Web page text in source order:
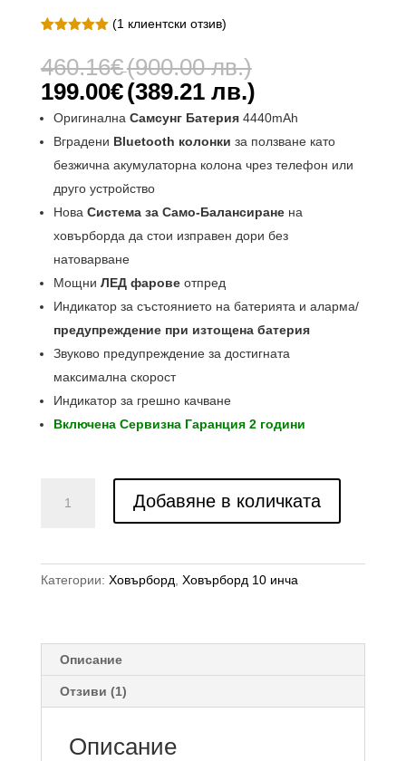
базирано
на
потребителс
(1 клиентски отзив)
460.16€(900.00 лв.)
was:
460.16€
(900.00
лв.).
199.00€(389.21 лв.)Текущата
цена
199.00€
(389.21
Оригинална Самсунг Батерия4440mAh
Вградени Bluetooth колонки за ползване като
безжична акумулаторна колона чрез телефон или
друго устройство
Нова Система за Само-Балансиранена
ховърборда да стои изправен дори без
натоварване
Мощни ЛЕД фаровеотпред
Индикатор за състоянието на батерията и аларма/
предупреждение при изтощена батерия
Звуково предупреждение за достигната
максимална скорост
Индикатор за грешно качване
Включена Сервизна Гаранция 2 години
Добавяне в количката
Категории: Ховърборд Ховърборд 10 инча
Описание
Отзиви (1)
Описание